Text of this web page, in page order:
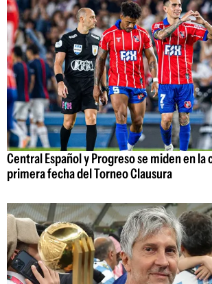
Central Español y Progreso se miden en
primera fecha del Torneo Clausura